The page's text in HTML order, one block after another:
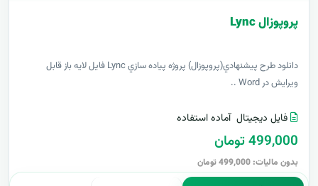
پروپوزال Lync
دانلود طرح پيشنهادي(پروپوزال) پروژه پياده سازي Lync فایل لایه باز قابل
ویرایش در Word ..
فایل دیجیتال آماده استفاده
499,000 تومان
بدون مالیات: 499,000 تومان